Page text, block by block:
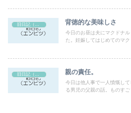
旧日記（エンピツ） 背徳的な美味しさ
今日のお昼は夫にマクドナ
た。妊娠してはじめてのマク
親の責任。
今日は他人事で一人憤慨し
る男児の父親の話。ものすご